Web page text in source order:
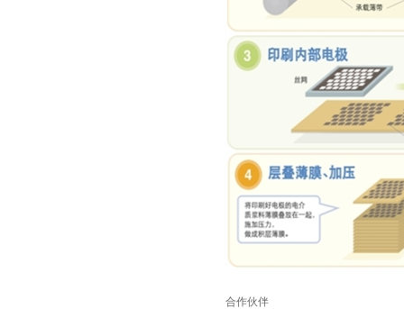
合作伙伴